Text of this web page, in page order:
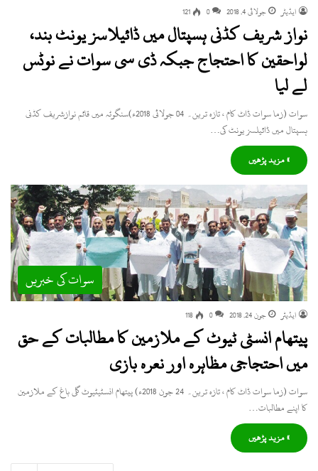
ایڈیٹر جولائی 4, 2018 0
121
نواز شریف کڈنی ہسپتال میں ڈائیلاسز یونٹ بند،
لواحقین کا احتجاج جبکہ ڈی سی سوات نے نوٹس
لے لیا
سوات (زما سوات ڈاٹ کام ، تازہ ترین۔ 04 جولائی 2018ء)سنگوٹہ میں قائم نوازشریف کڈنی
ہسپتال میں ڈائیلسز یونٹ کی…
» مزید پڑھیں
سوات کی خبریں
ایڈیٹر جون 24, 2018 0
118
پیتھام انسٹی ٹیوٹ کے ملازمین کا مطالبات کے حق
میں احتجاجی مظاہرہ اور نعرہ بازی
سوات (زما سوات ڈاٹ کام ، تازہ ترین۔ 24 جون 2018ء) پیتھام انسٹیٹیوٹ گلی باغ کے ملازمین
کا اپنے مطالبات…
» مزید پڑھیں